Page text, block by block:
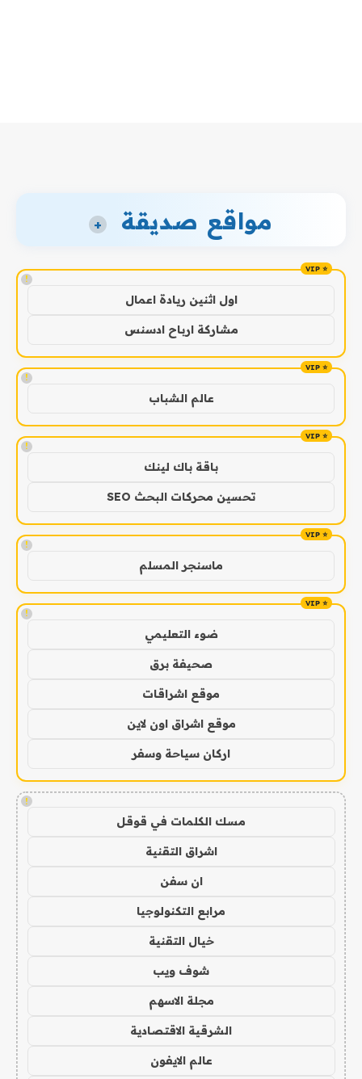
مواقع صديقة +
!
اول اثنين ريادة اعمال
مشاركة ارباح ادسنس
!
عالم الشباب
!
باقة باك لينك
تحسين محركات البحث SEO
!
ماسنجر المسلم
!
ضوء التعليمي
صحيفة برق
موقع اشراقات
موقع اشراق اون لاين
اركان سياحة وسفر
!
مسك الكلمات في قوقل
اشراق التقنية
ان سفن
مرابع التكنولوجيا
خيال التقنية
شوف ويب
مجلة الاسهم
الشرقية الاقتصادية
عالم الايفون